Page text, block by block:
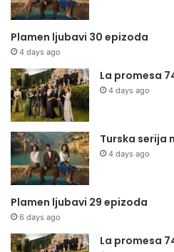
Plamen ljubavi 30 epizoda
4 days ago
La promesa
4 days ago
Turska serija
4 days ago
Plamen ljubavi 29 epizoda
6 days ago
La promesa